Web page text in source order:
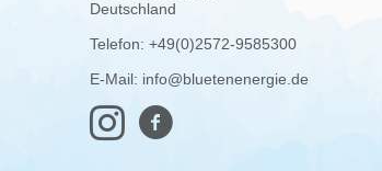
Deutschland
Telefon: +49(0)2572-9585300
E-Mail: info@bluetenenergie.de